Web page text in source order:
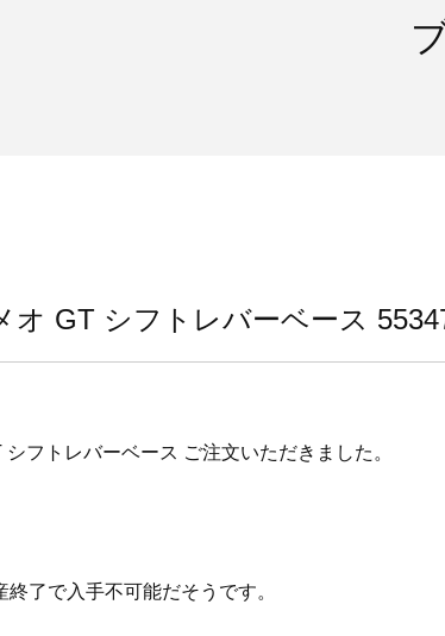
オ GT シフトレバーベース
フトレバーベース ご注文いただきました。
了で入手不可能だそうです。